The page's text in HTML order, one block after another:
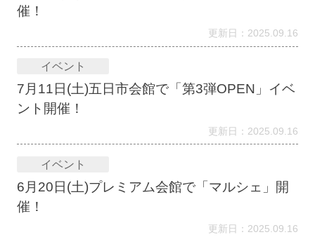
催！
更新日：2025.09.16
イベント
7月11日(土)五日市会館で「第3弾OPEN」イベ
ント開催！
更新日：2025.09.16
イベント
6月20日(土)プレミアム会館で「マルシェ」開
催！
更新日：2025.09.16